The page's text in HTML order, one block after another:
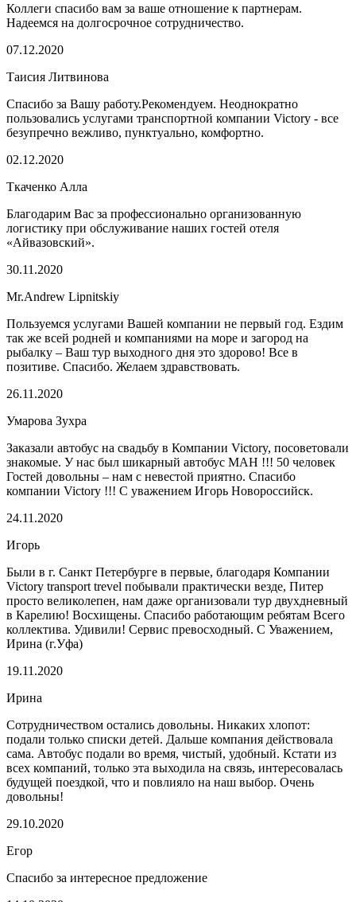
Коллеги спасибо вам за ваше отношение к партнерам.
Надеемся на долгосрочное сотрудничество.
07.12.2020
Таисия Литвинова
Спасибо за Вашу работу.Рекомендуем. Неоднократно
пользовались услугами транспортной компании Victory - все
безупречно вежливо, пунктуально, комфортно.
02.12.2020
Ткаченко Алла
Благодарим Вас за профессионально организованную
логистику при обслуживание наших гостей отеля
«Айвазовский».
30.11.2020
Mr.Andrew Lipnitskiy
Пользуемся услугами Вашей компании не первый год. Ездим
так же всей родней и компаниями на море и загород на
рыбалку – Ваш тур выходного дня это здорово! Все в
позитиве. Спасибо. Желаем здравствовать.
26.11.2020
Умарова Зухра
Заказали автобус на свадьбу в Компании Victory, посоветовали
знакомые. У нас был шикарный автобус МАН !!! 50 человек
Гостей довольны – нам с невестой приятно. Спасибо
компании Victory !!! С уважением Игорь Новороссийск.
24.11.2020
Игорь
Были в г. Санкт Петербурге в первые, благодаря Компании
Victory transport trevel побывали практически везде, Питер
просто великолепен, нам даже организовали тур двухдневный
в Карелию! Восхищены. Спасибо работающим ребятам Всего
коллектива. Удивили! Сервис превосходный. С Уважением,
Ирина (г.Уфа)
19.11.2020
Ирина
Сотрудничеством остались довольны. Никаких хлопот:
подали только списки детей. Дальше компания действовала
сама. Автобус подали во время, чистый, удобный. Кстати из
всех компаний, только эта выходила на связь, интересовалась
будущей поездкой, что и повлияло на наш выбор. Очень
довольны!
29.10.2020
Егор
Спасибо за интересное предложение